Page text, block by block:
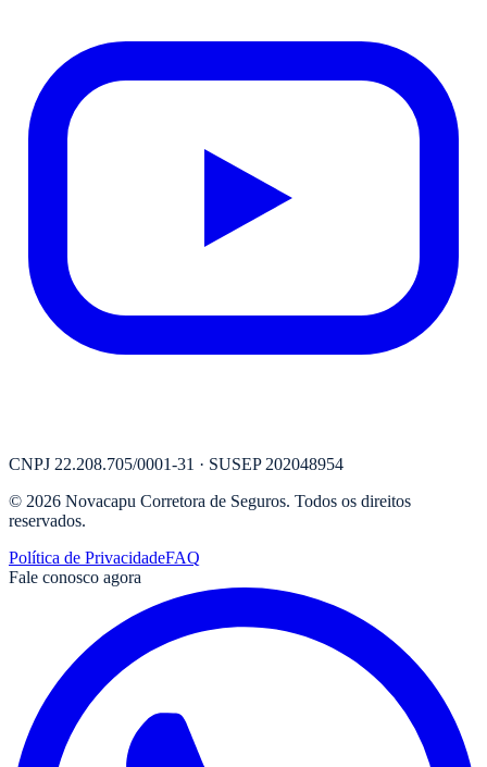
CNPJ 22.208.705/0001-31 · SUSEP 202048954
© 2026 Novacapu Corretora de Seguros. Todos os direitos
reservados.
Política de PrivacidadeFAQ
Fale conosco agora